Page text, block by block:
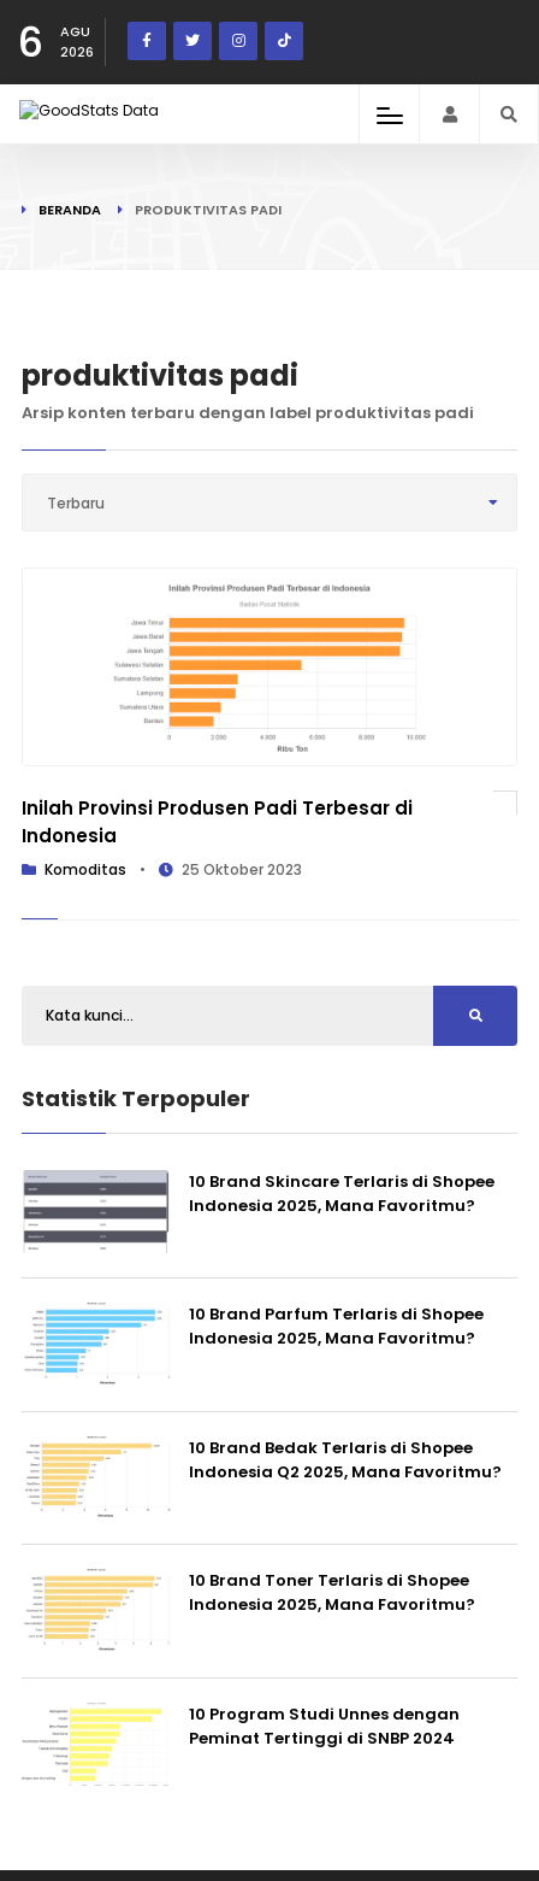
6
AGU
2026
BERANDA PRODUKTIVITAS PADI
produktivitas padi
Arsip konten terbaru dengan label produktivitas padi
Terbaru
Inilah Provinsi Produsen Padi Terbesar di
Indonesia
Komoditas • 25 Oktober 2023
Statistik Terpopuler
10 Brand Skincare Terlaris di Shopee
Indonesia 2025, Mana Favoritmu?
10 Brand Parfum Terlaris di Shopee
Indonesia 2025, Mana Favoritmu?
10 Brand Bedak Terlaris di Shopee
Indonesia Q2 2025, Mana Favoritmu?
10 Brand Toner Terlaris di Shopee
Indonesia 2025, Mana Favoritmu?
10 Program Studi Unnes dengan
Peminat Tertinggi di SNBP 2024